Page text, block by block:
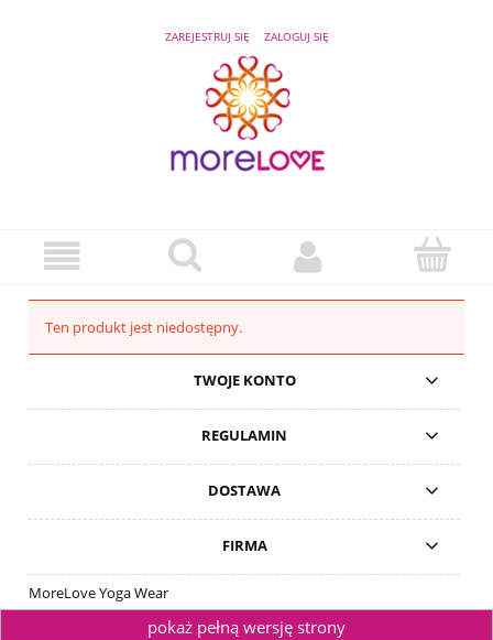
ZAREJESTRUJ SIĘ ZALOGUJ SIĘ
Ten produkt jest niedostępny.
TWOJE KONTO
REGULAMIN
DOSTAWA
FIRMA
MoreLove Yoga Wear
pokaż pełną wersję strony